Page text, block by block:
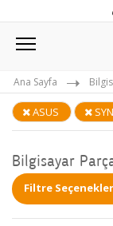
Ana Sayfa
ASUS
Bilgisayar
Filtre